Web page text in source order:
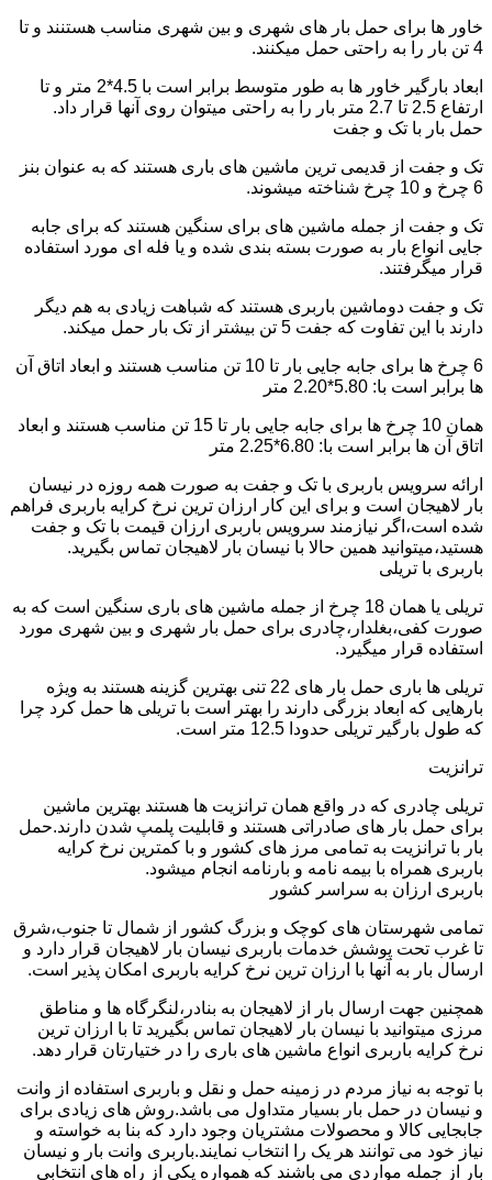
خاور ها برای حمل بار های شهری و بین شهری مناسب هستنند و تا
4 تن بار را به راحتی حمل میکنند.
ابعاد بارگیر خاور ها به طور متوسط برابر است با 4.5*2 متر و تا
ارتفاع 2.5 تا 2.7 متر بار را به راحتی میتوان روی آنها قرار داد.
حمل بار با تک و جفت
تک و جفت از قدیمی ترین ماشین های باری هستند که به عنوان بنز
6 چرخ و 10 چرخ شناخته میشوند.
تک و جفت از جمله ماشین های برای سنگین هستند که برای جابه
جایی انواع بار به صورت بسته بندی شده و یا فله ای مورد استفاده
قرار میگرفتند.
تک و جفت دوماشین باربری هستند که شباهت زیادی به هم دیگر
دارند با این تفاوت که جفت 5 تن بیشتر از تک بار حمل میکند.
6 چرخ ها برای جابه جایی بار تا 10 تن مناسب هستند و ابعاد اتاق آن
ها برابر است با: 5.80*2.20 متر
همان 10 چرخ ها برای جابه جایی بار تا 15 تن مناسب هستند و ابعاد
اتاق آن ها برابر است با: 6.80*2.25 متر
ارائه سرویس باربری با تک و جفت به صورت همه روزه در نیسان
بار لاهیجان است و برای این کار ارزان ترین نرخ کرایه باربری فراهم
شده است،اگر نیازمند سرویس باربری ارزان قیمت با تک و جفت
هستید،میتوانید همین حالا با نیسان بار لاهیجان تماس بگیرید.
باربری با تریلی
تریلی یا همان 18 چرخ از جمله ماشین های باری سنگین است که به
صورت کفی،بغلدار،چادری برای حمل بار شهری و بین شهری مورد
استفاده قرار میگیرد.
تریلی ها باری حمل بار های 22 تنی بهترین گزینه هستند به ویژه
بارهایی که ابعاد بزرگی دارند را بهتر است با تریلی ها حمل کرد چرا
که طول بارگیر تریلی حدودا 12.5 متر است.
ترانزیت
تریلی چادری که در واقع همان ترانزیت ها هستند بهترین ماشین
برای حمل بار های صادراتی هستند و قابلیت پلمپ شدن دارند.حمل
بار با ترانزیت به تمامی مرز های کشور و با کمترین نرخ کرایه
باربری همراه با بیمه نامه و بارنامه انجام میشود.
باربری ارزان به سراسر کشور
تمامی شهرستان های کوچک و بزرگ کشور از شمال تا جنوب،شرق
تا غرب تحت پوشش خدمات باربری نیسان بار لاهیجان قرار دارد و
ارسال بار به آنها با ارزان ترین نرخ کرایه باربری امکان پذیر است.
همچنین جهت ارسال بار از لاهیجان به بنادر،لنگرگاه ها و مناطق
مرزی میتوانید با نیسان بار لاهیجان تماس بگیرید تا با ارزان ترین
نرخ کرایه باربری انواع ماشین های باری را در ختیارتان قرار دهد.
با توجه به نیاز مردم در زمینه حمل و نقل و باربری استفاده از وانت
و نیسان در حمل بار بسیار متداول می باشد.روش های زیادی برای
جابجایی کالا و محصولات مشتریان وجود دارد که بنا به خواسته و
نیاز خود می توانند هر یک را انتخاب نمایند.باربری وانت بار و نیسان
بار از جمله مواردی می باشند که همواره یکی از راه های انتخابی